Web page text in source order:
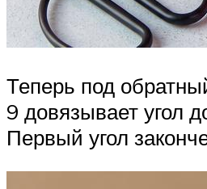
Теперь под
9 довязывает угол
Первый угол